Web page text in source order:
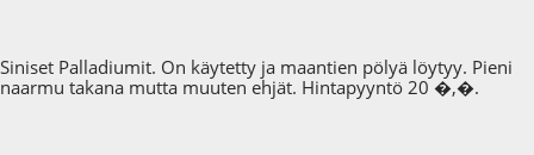
Siniset Palladiumit. On käytetty ja maantien pölyä löytyy. Pieni
naarmu takana mutta muuten ehjät. Hintapyyntö 20 �,�.